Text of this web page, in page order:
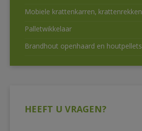
Mobiele krattenkarren, krattenrekken
Palletwikkelaar
Brandhout openhaard en houtpellets
HEEFT U VRAGEN?